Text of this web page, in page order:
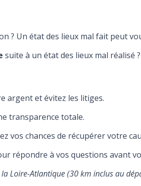
? Un état des lieux mal fait peut
suite à un état des lieux mal réalisé
argent et évitez les litiges.
transparence totale.
vos chances de récupérer votre
répondre à vos questions avant
Loire-Atlantique (30 km inclus au